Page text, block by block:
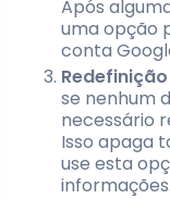
Após
uma opção
conta
se nenhum
necessário
Isso apaga
use esta
informações.